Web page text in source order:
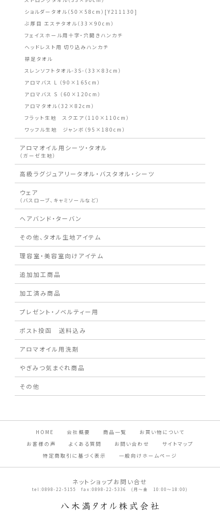
ショルダータオル（50×58cm）[Y211130]
ぶ厚目 エステタオル（33×90cm）
フェイスホール用十字・穴開きハンカチ
ヘッドレスト用 切り込みハンカチ
襟足タオル
スレンソフトタオル-3S-（33×83cm）
アロマバス L （90×165cm）
アロマバス S （60×120cm）
アロマタオル（32×82cm）
フラット生地 スクエア（110×110cm）
ワッフル生地 ジャンボ（95×180cm）
アロマオイル用シーツ・タオル
（ガーゼ生地）
高級ラグジュアリータオル・バスタオル・シーツ
ウェア
（バスローブ、キャミソールなど）
ヘアバンド・ターバン
その他、タオル生地アイテム
理容室・美容室向けアイテム
追加加工商品
加工済み商品
プレゼント・ノベルティー用
ポスト投函 送料込み
アロマオイル用洗剤
やぎみつ気まぐれ商品
その他
HOME 会社概要 商品一覧
お買い物について
お客様の声
よくある質問 お問い合わせ
サイトマップ
特定商取引に基づく表示
一般向けホームページ
ネットショップお問い合せ
tel:0898-22-5155 fax:0898-22-5336 (月～金 10:00～18:00)